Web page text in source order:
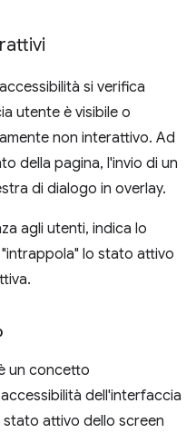
si verifica
utente è visibile o
non interattivo. Ad
della pagina, l'invio di un
di dialogo in overlay.
agli utenti, indica lo
lo stato attivo
un concetto
dell'interfaccia
attivo dello screen